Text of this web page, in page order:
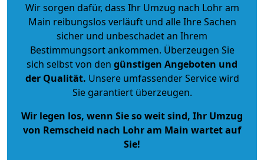
Wir sorgen dafür, dass Ihr Umzug nach Lohr am
Main reibungslos verläuft und alle Ihre Sachen
sicher und unbeschadet an Ihrem
Bestimmungsort ankommen. Überzeugen Sie
sich selbst von den günstigen Angeboten und
der Qualität. Unsere umfassender Service wird
Sie garantiert überzeugen.
Wir legen los, wenn Sie so weit sind, Ihr Umzug
von Remscheid nach Lohr am Main wartet auf
Sie!